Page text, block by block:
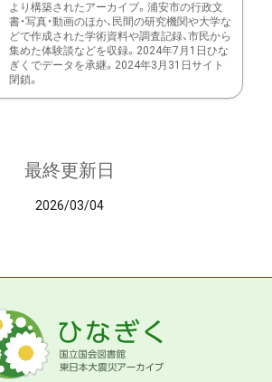
より構築されたアーカイブ。浦安市の行政文
書・写真・動画のほか、民間の研究機関や大学な
どで作成された学術資料や調査記録、市民から
集めた体験談などを収録。2024年7月1日ひな
ぎくでデータを承継。2024年3月31日サイト
閉鎖。
最終更新日
2026/03/04